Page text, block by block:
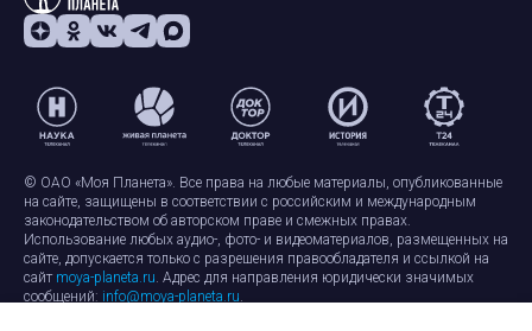
© ОАО «Моя Планета». Все права на любые материалы, опубликованные
на сайте, защищены в соответствии с российским и международным
законодательством об авторском праве и смежных правах.
Использование любых аудио-, фото- и видеоматериалов, размещенных на
сайте, допускается только с разрешения правообладателя и ссылкой на
сайт moya-planeta.ru. Адрес для направления юридически значимых
сообщений: info@moya-planeta.ru.